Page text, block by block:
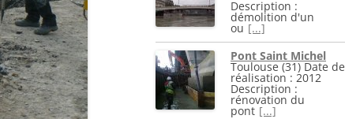
Description :
démolition d'un
ou [...]
Pont Saint Michel
Toulouse (31) Date de
réalisation : 2012
Description :
rénovation du
pont [...]